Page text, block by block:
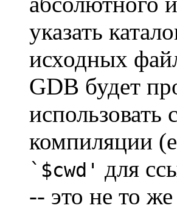
указать
исходных
GDB будет
использовать
компиляции
`$cwd' для
-- это не то